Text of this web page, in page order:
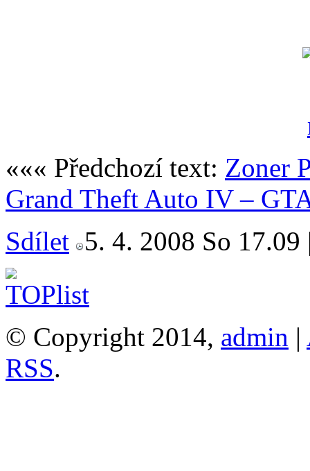
««« Předchozí text: Zoner
Grand Theft Auto IV –
Sdílet 5. 4. 2008 So
© Copyright 2014, admin |
RSS.